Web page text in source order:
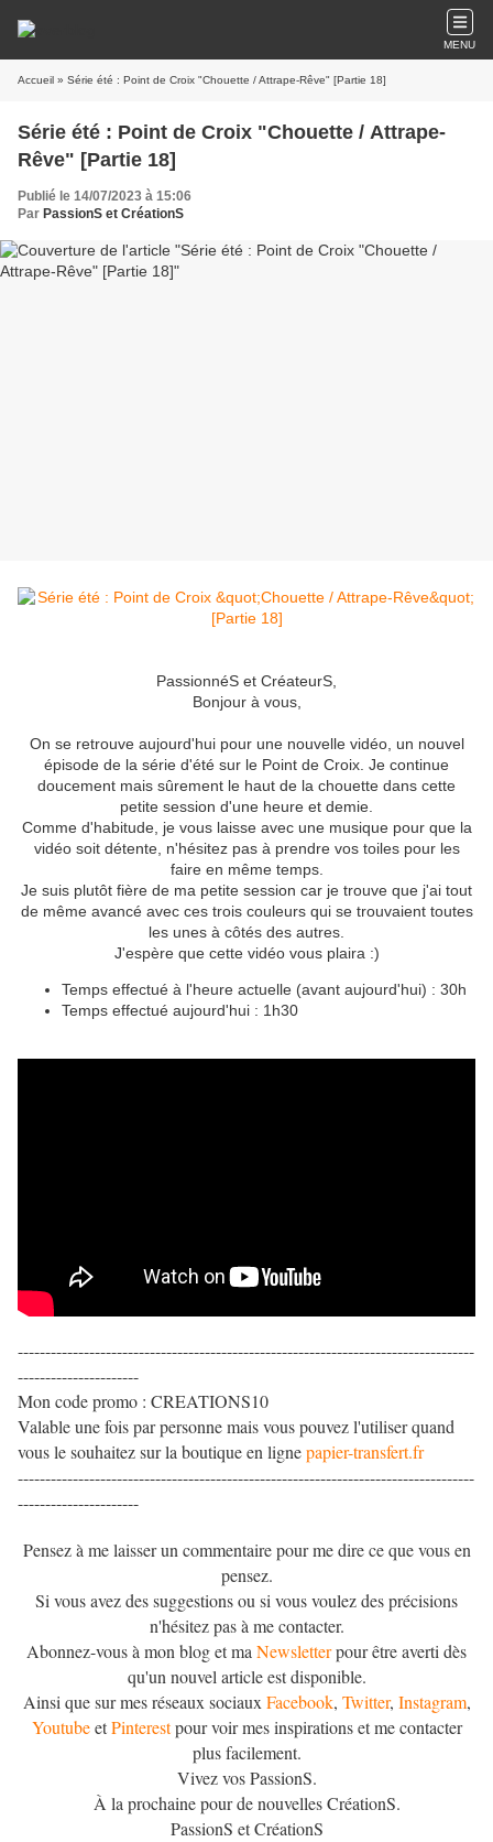
MENU
Accueil » Série été : Point de Croix "Chouette / Attrape-Rêve" [Partie 18]
Série été : Point de Croix "Chouette / Attrape-
Rêve" [Partie 18]
Publié le 14/07/2023 à 15:06
Par PassionS et CréationS
PassionnéS et CréateurS,
Bonjour à vous,
On se retrouve aujourd'hui pour une nouvelle vidéo, un nouvel
épisode de la série d'été sur le Point de Croix. Je continue
doucement mais sûrement le haut de la chouette dans cette
petite session d'une heure et demie.
Comme d'habitude, je vous laisse avec une musique pour que la
vidéo soit détente, n'hésitez pas à prendre vos toiles pour les
faire en même temps.
Je suis plutôt fière de ma petite session car je trouve que j'ai tout
de même avancé avec ces trois couleurs qui se trouvaient toutes
les unes à côtés des autres.
J'espère que cette vidéo vous plaira :)
Temps effectué à l'heure actuelle (avant aujourd'hui) : 30h
Temps effectué aujourd'hui : 1h30
-----------------------------------------------------------------------------------
----------------------
Mon code promo : CREATIONS10
Valable une fois par personne mais vous pouvez l'utiliser quand
vous le souhaitez sur la boutique en lignepapier-transfert.fr
-----------------------------------------------------------------------------------
----------------------
Pensez à me laisser un commentaire pour me dire ce que vous en
pensez.
Si vous avez des suggestions ou si vous voulez des précisions
n'hésitez pas à me contacter.
Abonnez-vous à mon blog et ma Newsletterpour être averti dès
qu'un nouvel article est disponible.
Ainsi que sur mes réseaux sociaux Facebook, Twitter, Instagram,
YoutubeetPinterestpour voir mes inspirations et me contacter
plus facilement.
Vivez vos PassionS.
À la prochaine pour de nouvelles CréationS.
PassionS et CréationS